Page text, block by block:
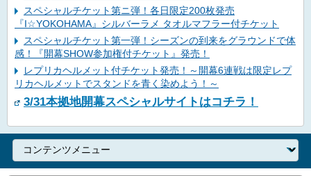
スペシャルチケット第ニ弾！各日限定200枚発売
『I☆YOKOHAMA』シルバーラメ タオルマフラー付チケット
スペシャルチケット第一弾！シーズンの到来をグラウンドで体
感！『開幕SHOW参加権付チケット』発売！
レプリカヘルメット付チケット発売！～開幕6連戦は限定レプ
リカヘルメットでスタンドを青く染めよう！～
3/31本拠地開幕スペシャルサイトはコチラ！